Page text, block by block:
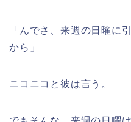
「んでさ、来週の日曜に
から」
ニコニコと彼は言う。